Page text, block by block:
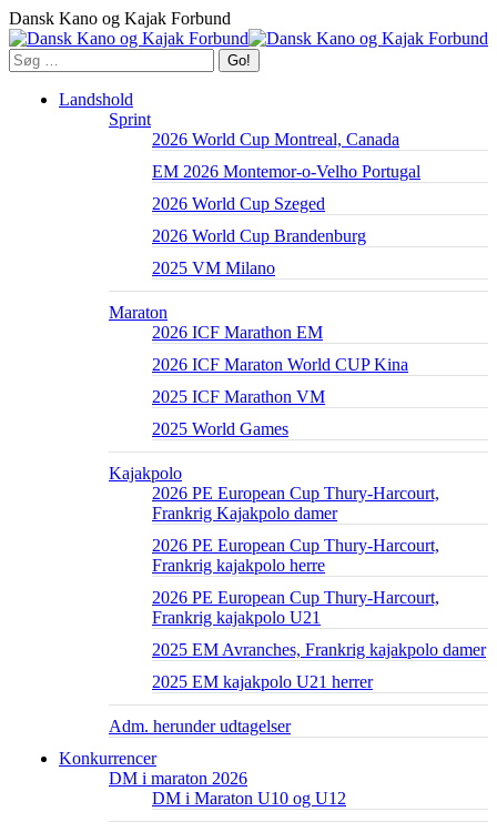
Skip
to
content
Dansk Kano og Kajak Forbund
Search:
Landshold
Sprint
2026 World Cup Montreal, Canada
EM 2026 Montemor-o-Velho Portugal
2026 World Cup Szeged
2026 World Cup Brandenburg
2025 VM Milano
Maraton
2026 ICF Marathon EM
2026 ICF Maraton World CUP Kina
2025 ICF Marathon VM
2025 World Games
Kajakpolo
2026 PE European Cup Thury-Harcourt,
Frankrig Kajakpolo damer
2026 PE European Cup Thury-Harcourt,
Frankrig kajakpolo herre
2026 PE European Cup Thury-Harcourt,
Frankrig kajakpolo U21
2025 EM Avranches, Frankrig kajakpolo damer
2025 EM kajakpolo U21 herrer
Adm. herunder udtagelser
Konkurrencer
DM i maraton 2026
DM i Maraton U10 og U12